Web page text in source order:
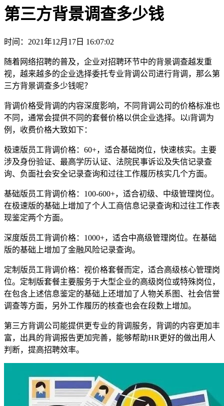
第三方背景调查多少钱
时间：2021年12月17日 16:07:02
随着网络招聘的普及，企业对招聘环节中的背景调查越发重
视，越来越多的企业选择委托专业背调公司进行背调，那么第
三方背景调查多少钱呢？
背调价格受背调的内容深度影响，不同背调公司的价格标准也
不同，通常会提供不同的套餐价格以供企业选择。以i背调为
例，收费价格大致如下：
极速版员工背调价格：60+，适合基础岗位，快速核实。主要
涉及身份验证、最高学历认证、法院民事诉讼及失信记录查
询、负面社会安全记录查询和过往工作履历核实几个方面。
基础版员工背调价格：100-600+，适合初级、中级管理岗位。
在极速版的基础上增加了个人工商信息记录查询和过往工作表
现鉴定两个方面。
深度版员工背调价格：1000+，适合中高级管理岗位。在基础
版的基础上增加了金融风险记录查询。
定制版员工背调价格：视价格套餐而定，适合高级核心管理岗
位。定制版套餐主要服务于大型企业的高级岗位或特殊岗位，
在包含上述信息鉴定的基础上还增加了人物关系图、社会信誉
调查等方面，另外工作履历的核查也会在段数上增加。
第三方背调公司能提供更专业的背调服务，背调的内容更加丰
富，出具的背调报告更加完善，能够帮助HR更好的做出用人
判断，提高招聘效率。